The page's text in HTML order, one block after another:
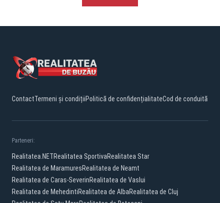
ContactTermeni și condițiiPolitică de confidențialitateCod de conduită
Parteneri:
Realitatea.NETRealitatea SportivaRealitatea Star
Realitatea de MaramuresRealitatea de Neamt
Realitatea de Caras-SeverinRealitatea de Vaslui
Realitatea de MehedintiRealitatea de AlbaRealitatea de Cluj